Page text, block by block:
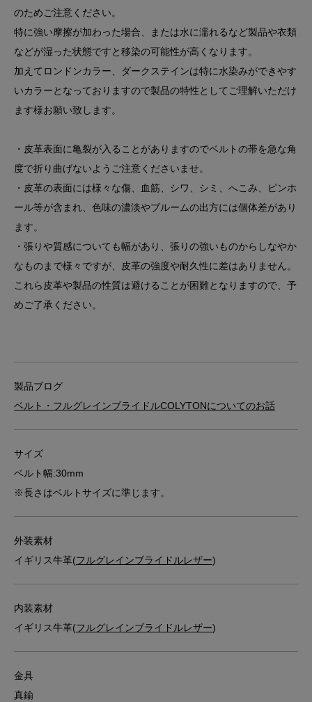
のためご注意ください。
特に強い摩擦が加わった場合、または水に濡れるなど製品や衣類
などが湿った状態ですと移染の可能性が高くなります。
加えてロンドンカラー、ダークステインは特に水染みができやす
いカラーとなっておりますので製品の特性としてご理解いただけ
ます様お願い致します。
・皮革表面に亀裂が入ることがありますのでベルトの帯を急な角
度で折り曲げないようご注意くださいませ。
・皮革の表面には様々な傷、血筋、シワ、シミ、へこみ、ピンホ
ール等が含まれ、色味の濃淡やブルームの出方には個体差があり
ます。
・張りや質感についても幅があり、張りの強いものからしなやか
なものまで様々ですが、皮革の強度や耐久性に差はありません。
これら皮革や製品の性質は避けることが困難となりますので、予
めご了承ください。
製品ブログ
ベルト・フルグレインブライドルCOLYTONについてのお話
サイズ
ベルト幅:30mm
※長さはベルトサイズに準じます。
外装素材
イギリス牛革(フルグレインブライドルレザー)
内装素材
イギリス牛革(フルグレインブライドルレザー)
金具
真鍮